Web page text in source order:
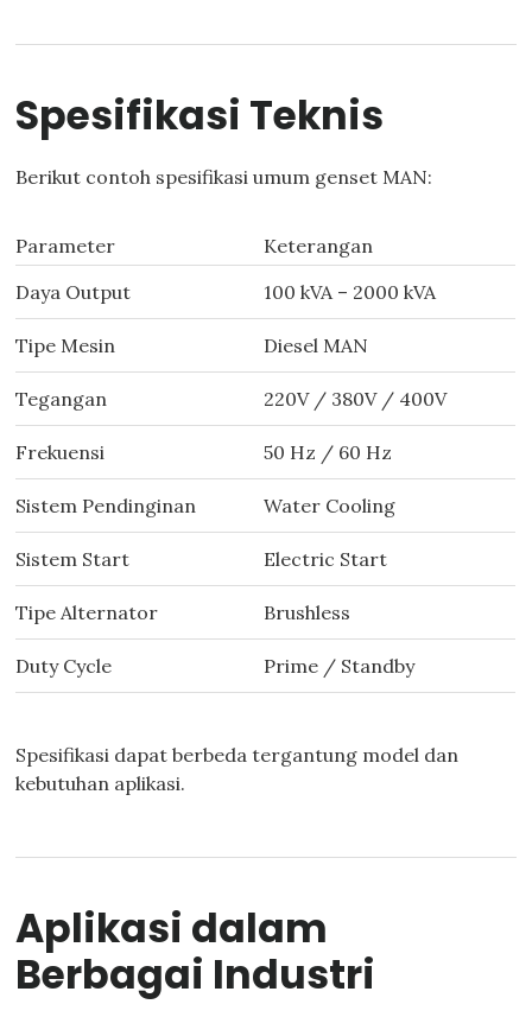
Spesifikasi Teknis
Berikut contoh spesifikasi umum genset MAN:
Parameter
Keterangan
Daya Output
100 kVA – 2000 kVA
Tipe Mesin Diesel MAN
Tegangan 220V / 380V / 400V
Frekuensi 50 Hz / 60 Hz
Sistem Pendinginan Water Cooling
Sistem Start Electric Start
Tipe Alternator Brushless
Duty Cycle Prime / Standby
Spesifikasi dapat berbeda tergantung model dan
kebutuhan aplikasi.
Aplikasi dalam
Berbagai Industri